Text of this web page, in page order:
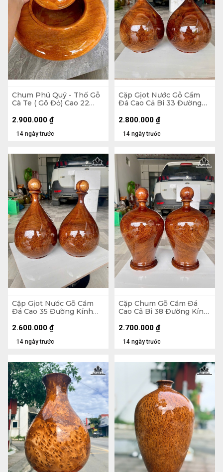
Chum Phú Quý - Thố Gỗ
Cà Te ( Gõ Đỏ) Cao 22
14 ngày trước
2.900.000 ₫
Cặp Gịot Nước Gỗ Cẩm
Đá Cao Cả Bi 33 Đường
14 ngày trước
2.800.000 ₫
Cặp Gịot Nước Gỗ Cẩm
Đá Cao 35 Đường Kính
14 ngày trước
2.600.000 ₫
Cặp Chum Gỗ Cẩm Đá
Cao Cả Bi 38 Đường Kính
14 ngày trước
2.700.000 ₫